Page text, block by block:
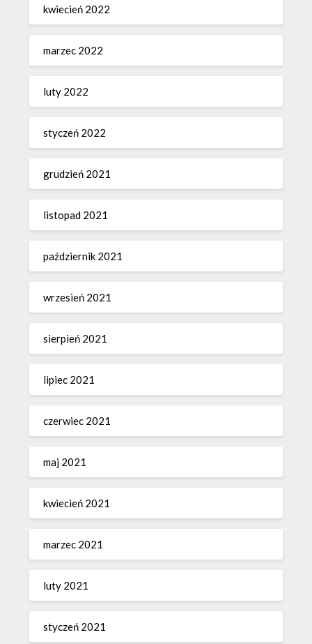
kwiecień 2022
marzec 2022
luty 2022
styczeń 2022
grudzień 2021
listopad 2021
październik 2021
wrzesień 2021
sierpień 2021
lipiec 2021
czerwiec 2021
maj 2021
kwiecień 2021
marzec 2021
luty 2021
styczeń 2021